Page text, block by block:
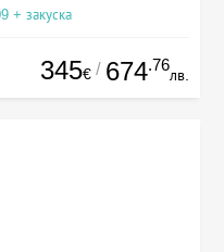
+ закуска
345€ / 674.76
лв.